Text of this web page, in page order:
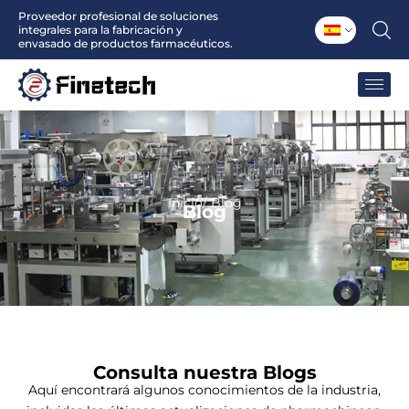
Proveedor profesional de soluciones
integrales para la fabricación y
envasado de productos farmacéuticos.
Inicio/ Blog
Blog
Consulta nuestra Blogs
Aquí encontrará algunos conocimientos de la industria,